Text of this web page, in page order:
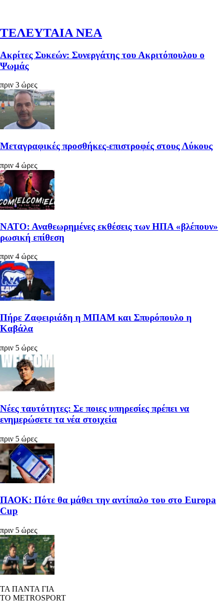
ΤΕΛΕΥΤΑΙΑ ΝΕΑ
Ακρίτες Συκεών: Συνεργάτης του Ακριτόπουλου ο
Ψωμάς
πριν 3 ώρες
Μεταγραφικές προσθήκες-επιστροφές στους Λύκους
πριν 4 ώρες
ΝΑΤΟ: Αναθεωρημένες εκθέσεις των ΗΠΑ «βλέπουν»
ρωσική επίθεση
πριν 4 ώρες
Πήρε Ζαφειριάδη η ΜΠΑΜ και Σπυρόπουλο η
Καβάλα
πριν 5 ώρες
Νέες ταυτότητες: Σε ποιες υπηρεσίες πρέπει να
ενημερώσετε τα νέα στοιχεία
πριν 5 ώρες
ΠΑΟΚ: Πότε θα μάθει την αντίπαλο του στο Europa
Cup
πριν 5 ώρες
ΤΑ ΠΑΝΤΑ ΓΙΑ
ΤΟ METROSPORT